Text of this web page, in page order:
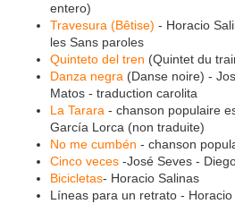
entero)
Travesura (Bêtise) - Horacio
les Sans paroles
Quinteto del tren (Quintet du
Danza negra (Danse noire) -
Matos - traduction carolita
La Tarara - chanson populaire
García Lorca (non traduite)
No me cumbén - chanson
Cinco veces -José Seves -
Bicicletas- Horacio Salinas
Líneas para un retrato -